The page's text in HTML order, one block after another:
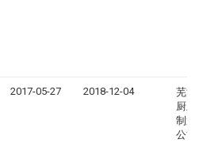
2017-05-27 2018-12-04
芜湖
厨卫
制造
公司